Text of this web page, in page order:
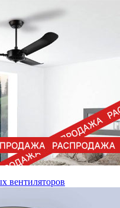
вентиляторов